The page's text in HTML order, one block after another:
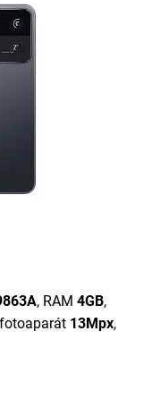
, RAM 4GB,
13Mpx,